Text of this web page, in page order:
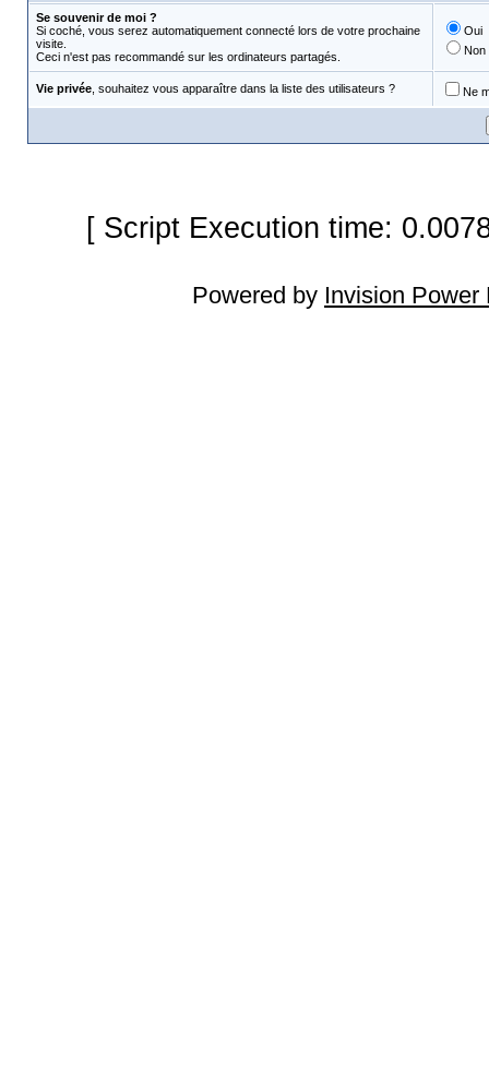
Se souvenir de moi ?
Si coché, vous serez automatiquement connecté lors de votre prochaine
visite.
Ceci n'est pas recommandé sur les ordinateurs partagés.
Oui
Non
Vie privée, souhaitez vous apparaître dans la liste des utilisateurs ? Ne
[ Script Execution time:
Powered by Invision Power